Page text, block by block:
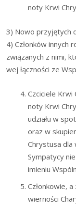
no­ty Krwi
3) Nowo przy­ję­tych
4) Człon­ków innych
zwią­za­nych z nimi,
wej łącz­no­ści ze
Czci­cie­le Krwi
no­ty Krwi
udzia­łu w
oraz w
Chry­stu­sa dla
Sym­pa­ty­cy
imie­niu
Człon­ko­wie,
wier­no­ści